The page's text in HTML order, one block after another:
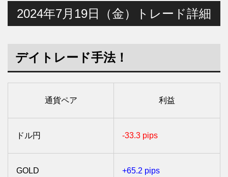
2024年7月19日（金）トレード詳細
デイトレード手法！
通貨ペア 利益
ドル円 -33.3 pips
GOLD +65.2 pips